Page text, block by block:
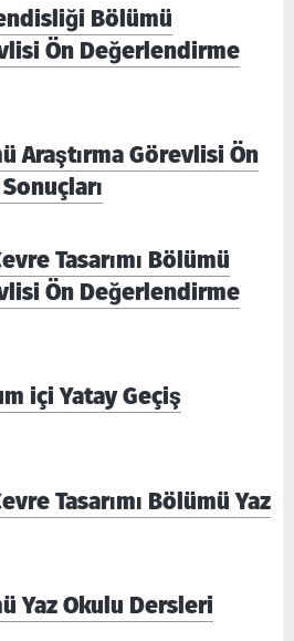
Bölümü
Ön Değerlendirme
Araştırma Görevlisi Ön
Tasarımı Bölümü
Ön Değerlendirme
içi Yatay Geçiş
Tasarımı Bölümü Yaz
Yaz Okulu Dersleri